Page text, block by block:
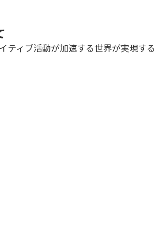
ティブ活動が加速する世界が実現す